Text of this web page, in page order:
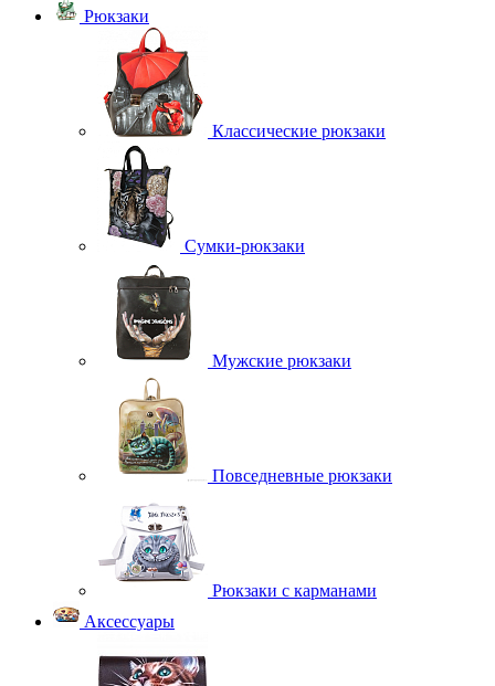
Рюкзаки
Классические рюкзаки
Сумки-рюкзаки
Мужские рюкзаки
Повседневные рюкзаки
Рюкзаки с карманами
Аксессуары